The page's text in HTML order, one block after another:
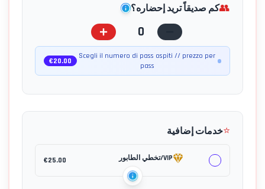
👥كم صديقاً تريد إحضاره؟
0
Scegli il numero di pass ospiti // prezzo per
pass
€20.00
⭐خدمات إضافية
VIP/تخطي الطابور €25.00